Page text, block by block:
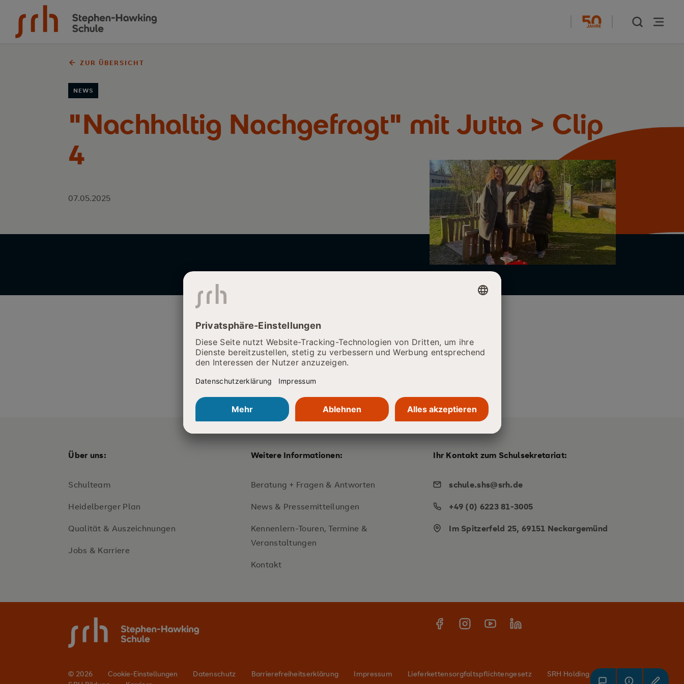
Zum Inhalt springen
ZUR ÜBERSICHT
NEWS
"Nachhaltig Nachgefragt" mit Jutta > Clip
4
07.05.2025
Über uns:
Schulteam
Heidelberger Plan
Qualität & Auszeichnungen
Jobs & Karriere
Weitere Informationen:
Beratung + Fragen & Antworten
News & Pressemitteilungen
Kennenlern-Touren, Termine &
Veranstaltungen
Kontakt
Ihr Kontakt zum Schulsekretariat:
schule.shs@srh.de
+49 (0) 6223 81-3005
Im Spitzerfeld 25, 69151 Neckargemünd
© 2026 Cookie-Einstellungen Datenschutz Barrierefreiheitserklärung Impressum Lieferkettensorgfaltspflichtengesetz
SRH Holding